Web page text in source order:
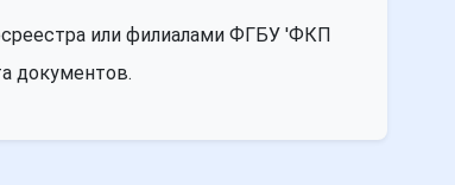
или филиалами ФГБУ 'ФКП
документов.